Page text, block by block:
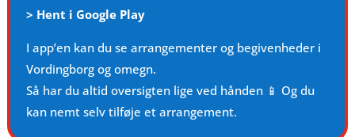
> Hent i Google Play
I app’en kan du se arrangementer og begivenheder i
Vordingborg og omegn.
Så har du altid oversigten lige ved hånden 📱 Og du
kan nemt selv tilføje et arrangement.